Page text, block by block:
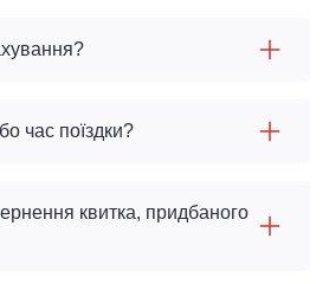
час поїздки?
квитка, придбаного